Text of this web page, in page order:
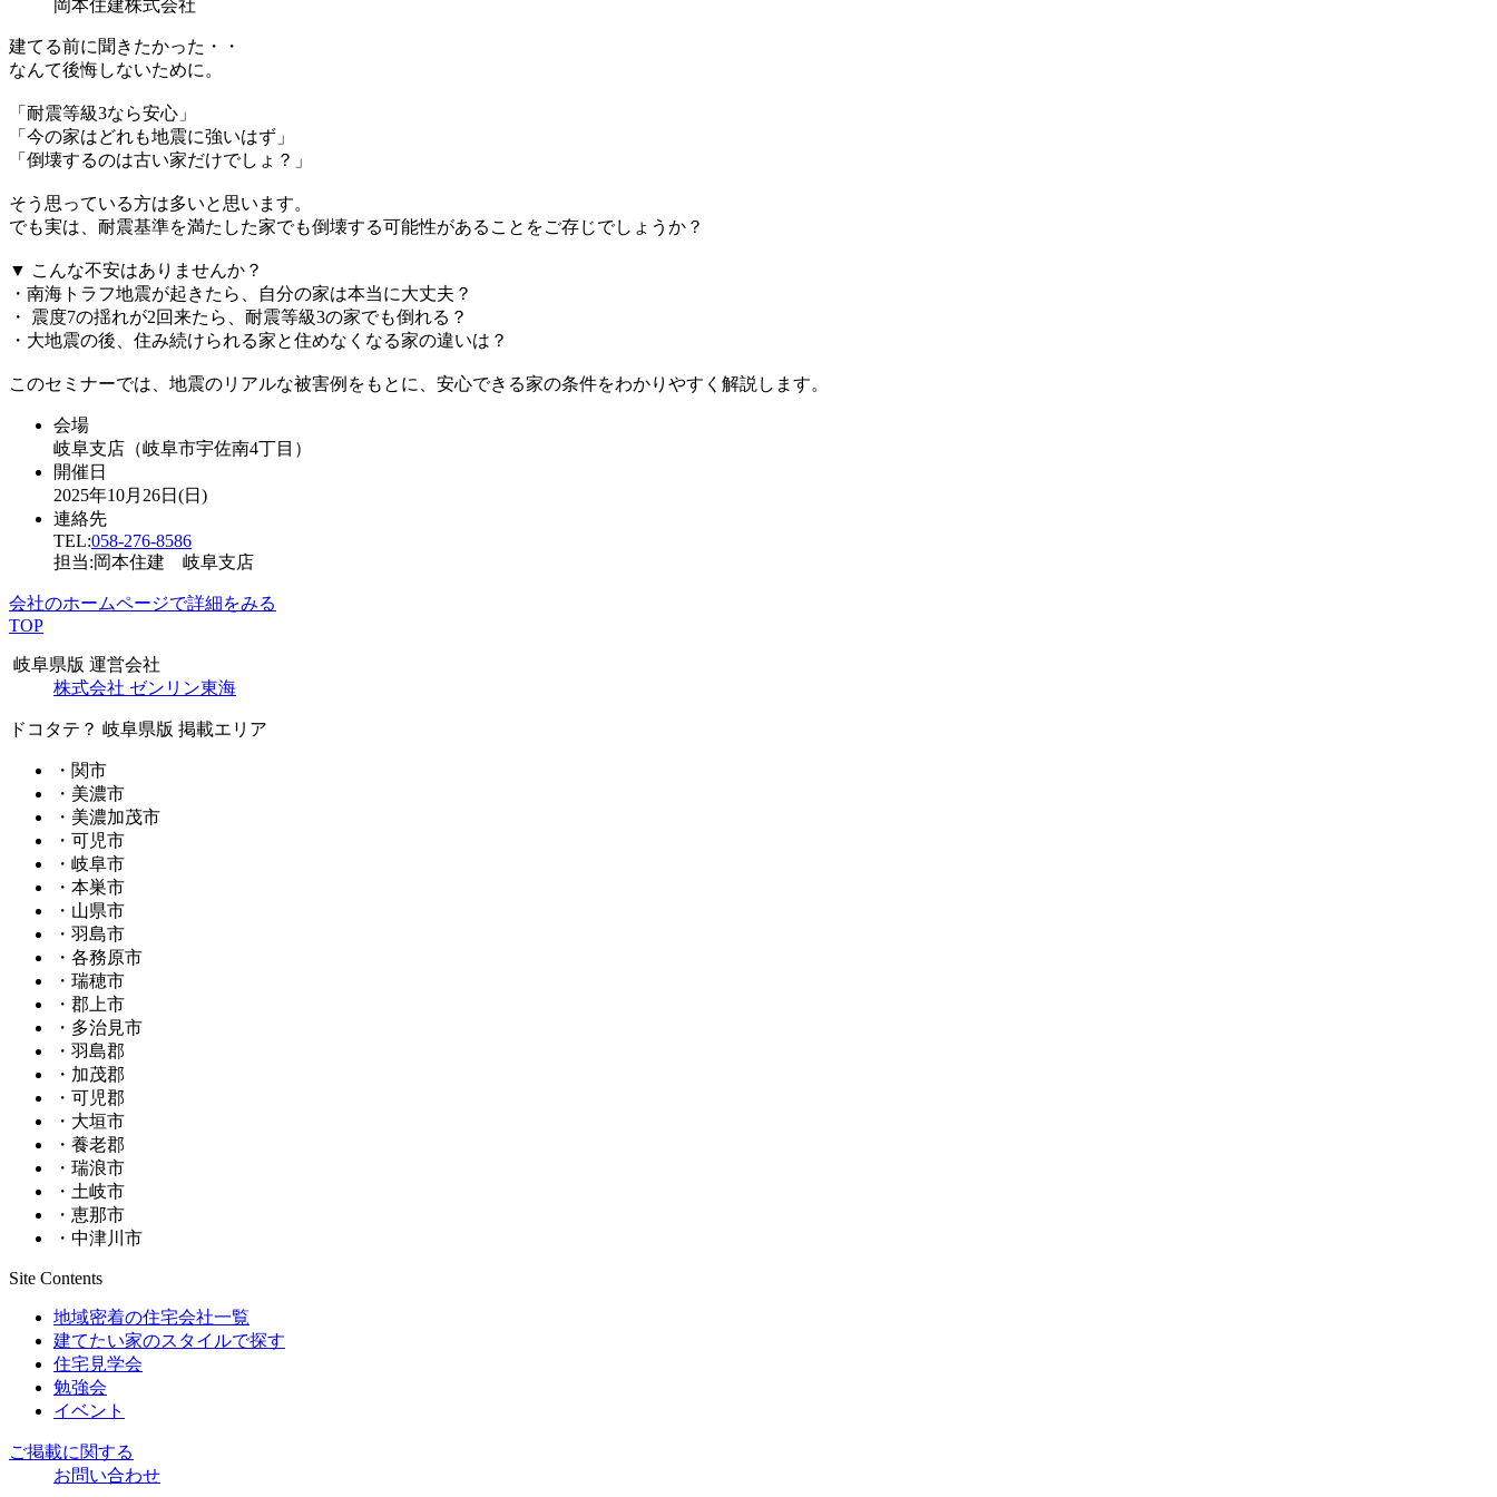
岡本住建株式会社
建てる前に聞きたかった・・
なんて後悔しないために。
「耐震等級3なら安心」
「今の家はどれも地震に強いはず」
「倒壊するのは古い家だけでしょ？」
そう思っている方は多いと思います。
でも実は、耐震基準を満たした家でも倒壊する可能性があることをご存じでしょうか？
▼ こんな不安はありませんか？
・南海トラフ地震が起きたら、自分の家は本当に大丈夫？
・ 震度7の揺れが2回来たら、耐震等級3の家でも倒れる？
・大地震の後、住み続けられる家と住めなくなる家の違いは？
このセミナーでは、地震のリアルな被害例をもとに、安心できる家の条件をわかりやすく解説します。
会場
岐阜支店（岐阜市宇佐南4丁目）
開催日
2025年10月26日(日)
連絡先
TEL:058-276-8586
担当:岡本住建 岐阜支店
会社のホームページで詳細をみる
TOP
岐阜県版 運営会社
株式会社 ゼンリン東海
ドコタテ？ 岐阜県版 掲載エリア
・関市
・美濃市
・美濃加茂市
・可児市
・岐阜市
・本巣市
・山県市
・羽島市
・各務原市
・瑞穂市
・郡上市
・多治見市
・羽島郡
・加茂郡
・可児郡
・大垣市
・養老郡
・瑞浪市
・土岐市
・恵那市
・中津川市
Site Contents
地域密着の住宅会社一覧
建てたい家のスタイルで探す
住宅見学会
勉強会
イベント
ご掲載に関する
お問い合わせ